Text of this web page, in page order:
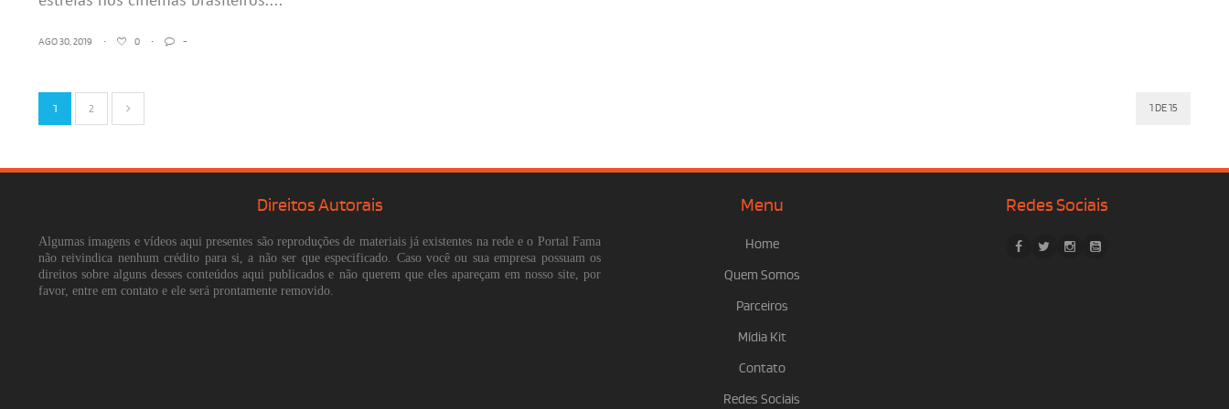
AGO 30, 2019 • 0 • -
1 2 1 DE 15
Direitos Autorais
Algumas imagens e vídeos aqui presentes são reproduções de materiais já existentes na rede e o Portal Fama
não reivindica nenhum crédito para si, a não ser que especificado. Caso você ou sua empresa possuam os
direitos sobre alguns desses conteúdos aqui publicados e não querem que eles apareçam em nosso site, por
favor, entre em contato e ele será prontamente removido.
Menu
Home
Quem Somos
Parceiros
Mídia Kit
Contato
Redes Sociais
Redes Sociais